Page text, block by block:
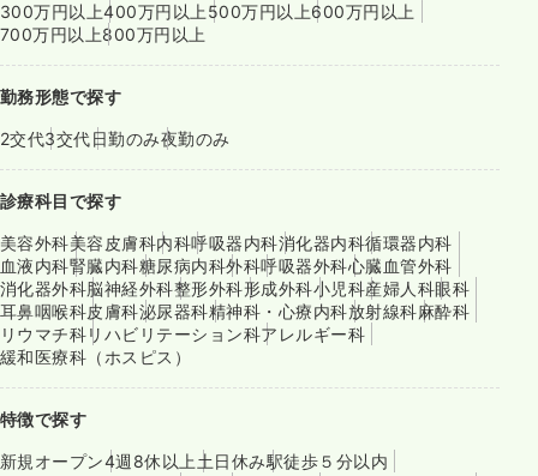
300万円以上400万円以上 500万円以上600万円以上
700万円以上800万円以上
勤務形態で探す
2交代3交代日勤のみ夜勤のみ
診療科目で探す
美容外科美容皮膚科内科呼吸器内科消化器内科循環器内科
血液内科腎臓内科糖尿病内科外科呼吸器外科心臓血管外科
消化器外科脳神経外科整形外科形成外科小児科産婦人科眼科
耳鼻咽喉科皮膚科泌尿器科精神科・心療内科放射線科麻酔科
リウマチ科リハビリテーション科アレルギー科
緩和医療科（ホスピス）
特徴で探す
新規オープン4週8休以上 土日休み駅徒歩５分以内